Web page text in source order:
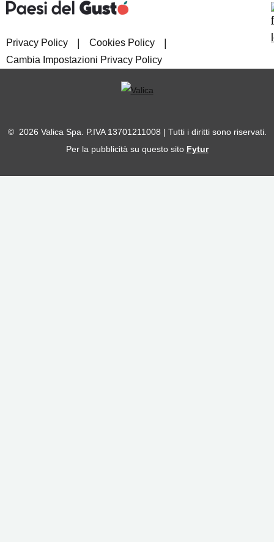
Privacy Policy | Cookies Policy |
Cambia Impostazioni Privacy Policy
© 2026 Valica Spa. P.IVA 13701211008 | Tutti i diritti sono riservati.
Per la pubblicità su questo sito Fytur